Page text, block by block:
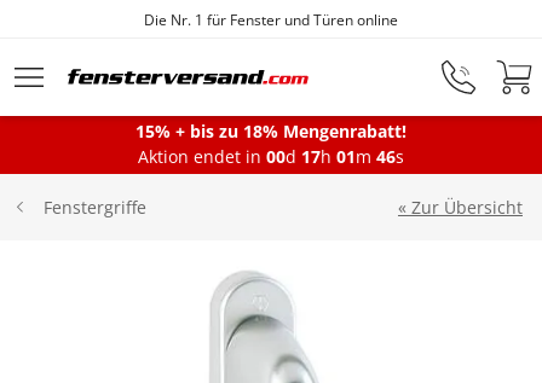
Zum Hauptinhalt springen
Die Nr. 1 für Fenster und Türen online
Montageservice
15% + bis zu 18% Mengenrabatt!
Aktion endet in 00d 17h 01m 46s
« Zur Übersicht
Fenstergriffe